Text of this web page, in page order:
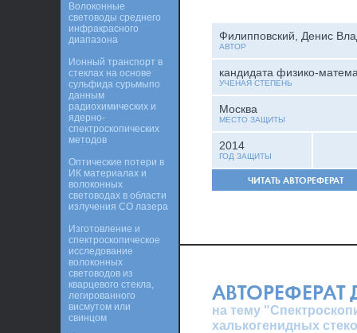
Филипповский, Денис
АВТОР
кандидата физико-
УЧЕНАЯ СТЕПЕНЬ
Москва
МЕСТО ЗАЩИТЫ
2014
ГОД ЗАЩИТЫ
ЧИТАТЬ АВТОРЕФЕРАТ
АВТОРЕФЕРАТ
на тему
халькогенидных
Волоконные
световоды среднего
инфракрасного
диапазона
Ионный транспорт в
стеклах на основе
сульфида сурьмыпо
данным
радиохимических и
ядерно-
спектроскопических
методов
Оптические потери в
ИК материалах и
волоконных
световодах в области
излучения СО лазера
Изготовление и
спектроскопическое
исследование
волоконных
световодов из
кварцевого стекла,
легированного
висмутом или
свинцом